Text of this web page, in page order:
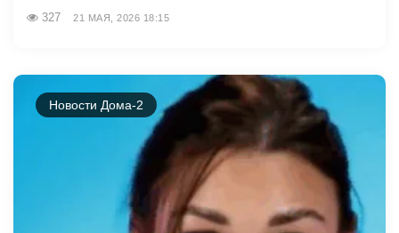
327 21 МАЯ, 2026 18:15
Новости Дома-2